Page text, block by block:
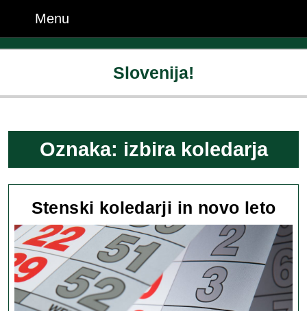
content
Menu
Slovenija!
Oznaka: izbira koledarja
Stenski koledarji in novo leto
in
leto